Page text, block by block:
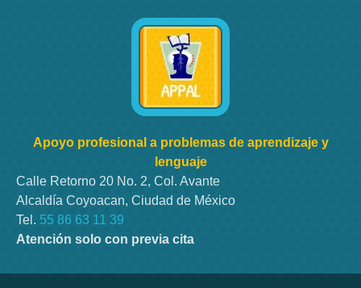
Apoyo profesional a problemas de aprendizaje y
lenguaje
Calle Retorno 20 No. 2, Col. Avante
Alcaldía Coyoacan, Ciudad de México
Tel. 55 86 63 11 39
Atención solo con previa cita